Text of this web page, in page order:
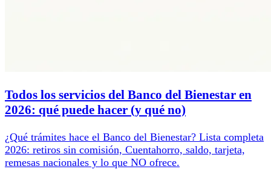
Todos los servicios del Banco del Bienestar en
2026: qué puede hacer (y qué no)
¿Qué trámites hace el Banco del Bienestar? Lista completa
2026: retiros sin comisión, Cuentahorro, saldo, tarjeta,
remesas nacionales y lo que NO ofrece.